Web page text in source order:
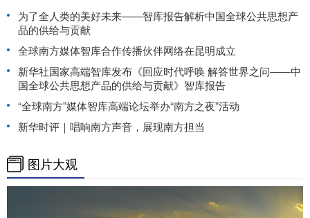
为了全人类的美好未来——智库报告解析中国全球公共思想产
品的供给与贡献
全球南方媒体智库合作传播伙伴网络在昆明成立
新华社国家高端智库发布《回应时代呼唤 解答世界之问——中
国全球公共思想产品的供给与贡献》智库报告
“全球南方”媒体智库高端论坛举办“南方之夜”活动
新华时评｜唱响南方声音，展现南方担当
图片大观